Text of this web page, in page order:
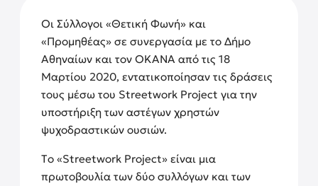
Oι Σύλλογοι «Θετική Φωνή» και
«Προμηθέας» σε συνεργασία με το Δήμο
Αθηναίων και τον ΟΚΑΝΑ από τις 18
Μαρτίου 2020, εντατικοποίησαν τις δράσεις
τους μέσω του Streetwork Project για την
υποστήριξη των αστέγων χρηστών
ψυχοδραστικών ουσιών.
Tο «Streetwork Project» είναι μια
πρωτοβουλία των δύο συλλόγων και των